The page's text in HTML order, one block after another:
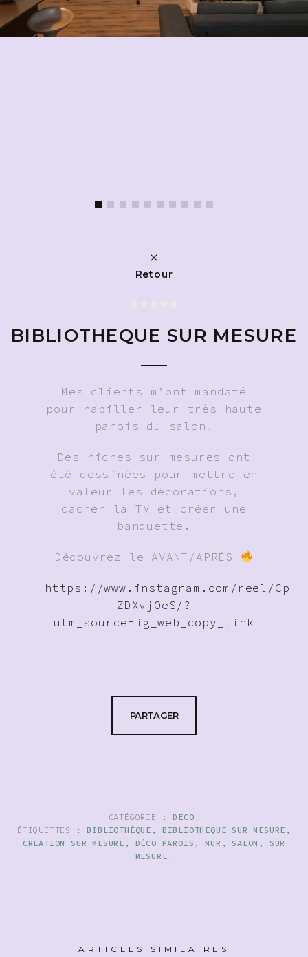
Retour
BIBLIOTHEQUE SUR MESURE
Mes clients m’ont mandaté
pour habiller leur très haute
parois du salon.
Des niches sur mesures ont
été dessinées pour mettre en
valeur les décorations,
cacher la TV et créer une
banquette.
Découvrez le AVANT/APRÈS
https://www.instagram.com/reel/Cp-
ZDXvjOeS/?
utm_source=ig_web_copy_link
PARTAGER
CATÉGORIE :DECO .
ÉTIQUETTES :BIBLIOTHÈQUE , BIBLIOTHEQUE SUR MESURE ,
CREATION SUR MESURE , DÉCO PAROIS ,MUR ,SALON , SUR
MESURE .
ARTICLES SIMILAIRES